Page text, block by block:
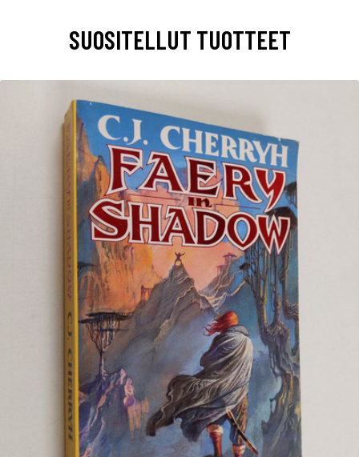
SUOSITELLUT TUOTTEET